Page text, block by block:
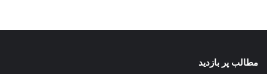
مطالب پر بازدید